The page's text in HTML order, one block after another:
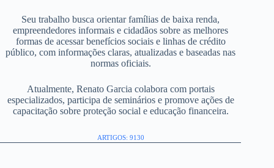
Seu trabalho busca orientar famílias de baixa renda,
empreendedores informais e cidadãos sobre as melhores
formas de acessar benefícios sociais e linhas de crédito
público, com informações claras, atualizadas e baseadas nas
normas oficiais.
Atualmente, Renato Garcia colabora com portais
especializados, participa de seminários e promove ações de
capacitação sobre proteção social e educação financeira.
ARTIGOS: 9130